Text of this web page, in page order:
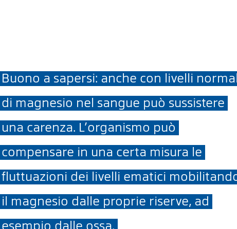
Buono a sapersi: anche con livelli
di magnesio nel sangue può sussistere
una carenza. L’organismo può
compensare in una certa misura le
fluttuazioni dei livelli ematici
il magnesio dalle proprie riserve, ad
esempio dalle ossa.